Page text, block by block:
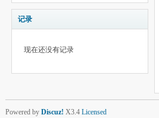
记录
现在还没有记录
Powered by Discuz! X3.4 Licensed